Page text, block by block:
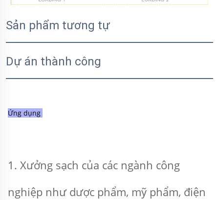
Sản phẩm tương tự
Dự án thành công
Ứng dụng
1. Xưởng sạch của các ngành công
nghiệp như dược phẩm, mỹ phẩm, điện